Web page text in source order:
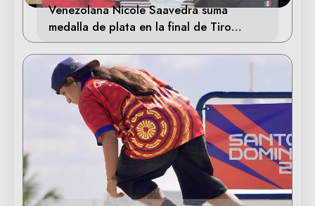
Venezolana Nicole Saavedra suma
medalla de plata en la final de Tiro
Deportivo